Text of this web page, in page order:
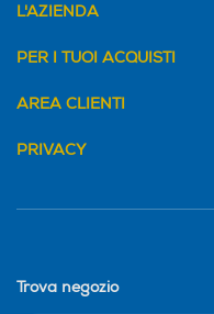
L'AZIENDA
PER I TUOI ACQUISTI
AREA CLIENTI
PRIVACY
Trova negozio